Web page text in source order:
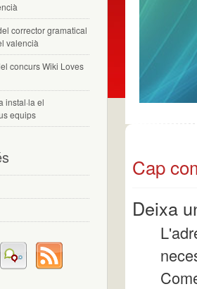
Cap
Deixa
corrector gramatical
valencià
concurs Wiki Loves
instal·la el
equips